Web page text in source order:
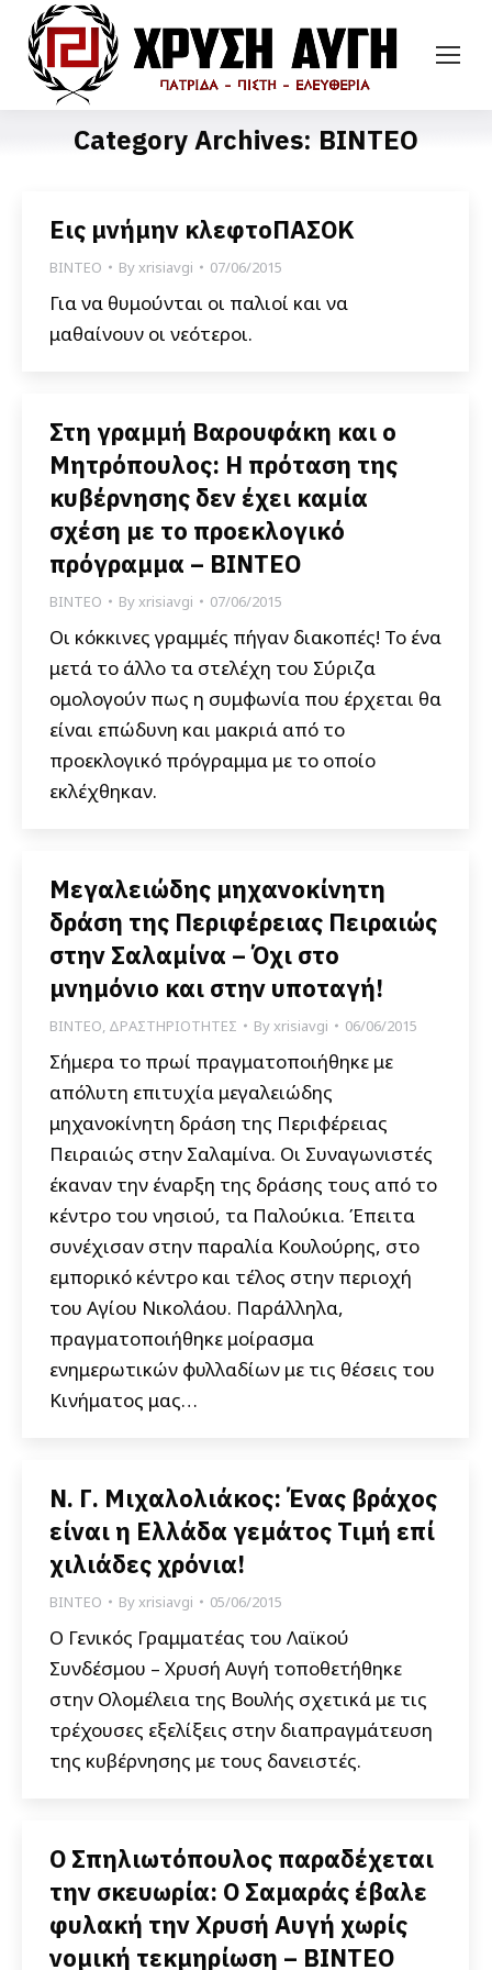
Category Archives: ΒΙΝΤΕΟ
Εις μνήμην κλεφτοΠΑΣΟΚ
ΒΙΝΤΕΟ Byxrisiavgi 07/06/2015
Για να θυμούνται οι παλιοί και να
μαθαίνουν οι νεότεροι.
Στη γραμμή Βαρουφάκη και ο
Μητρόπουλος: Η πρόταση της
κυβέρνησης δεν έχει καμία
σχέση με το προεκλογικό
πρόγραμμα – ΒΙΝΤΕΟ
ΒΙΝΤΕΟ Byxrisiavgi 07/06/2015
Οι κόκκινες γραμμές πήγαν διακοπές! Το ένα
μετά το άλλο τα στελέχη του Σύριζα
ομολογούν πως η συμφωνία που έρχεται θα
είναι επώδυνη και μακριά από το
προεκλογικό πρόγραμμα με το οποίο
εκλέχθηκαν.
Μεγαλειώδης μηχανοκίνητη
δράση της Περιφέρειας Πειραιώς
στην Σαλαμίνα – Όχι στο
μνημόνιο και στην υποταγή!
ΒΙΝΤΕΟ, ΔΡΑΣΤΗΡΙΟΤΗΤΕΣ Byxrisiavgi 06/06/2015
Σήμερα το πρωί πραγματοποιήθηκε με
απόλυτη επιτυχία μεγαλειώδης
μηχανοκίνητη δράση της Περιφέρειας
Πειραιώς στην Σαλαμίνα. Οι Συναγωνιστές
έκαναν την έναρξη της δράσης τους από το
κέντρο του νησιού, τα Παλούκια. Έπειτα
συνέχισαν στην παραλία Κουλούρης, στο
εμπορικό κέντρο και τέλος στην περιοχή
του Αγίου Νικολάου. Παράλληλα,
πραγματοποιήθηκε μοίρασμα
ενημερωτικών φυλλαδίων με τις θέσεις του
Κινήματος μας…
Ν. Γ. Μιχαλολιάκος: Ένας βράχος
είναι η Ελλάδα γεμάτος Τιμή επί
χιλιάδες χρόνια!
ΒΙΝΤΕΟ Byxrisiavgi 05/06/2015
Ο Γενικός Γραμματέας του Λαϊκού
Συνδέσμου – Χρυσή Αυγή τοποθετήθηκε
στην Ολομέλεια της Βουλής σχετικά με τις
τρέχουσες εξελίξεις στην διαπραγμάτευση
της κυβέρνησης με τους δανειστές.
Ο Σπηλιωτόπουλος παραδέχεται
την σκευωρία: O Σαμαράς έβαλε
φυλακή την Χρυσή Αυγή χωρίς
νομική τεκμηρίωση – ΒΙΝΤΕΟ